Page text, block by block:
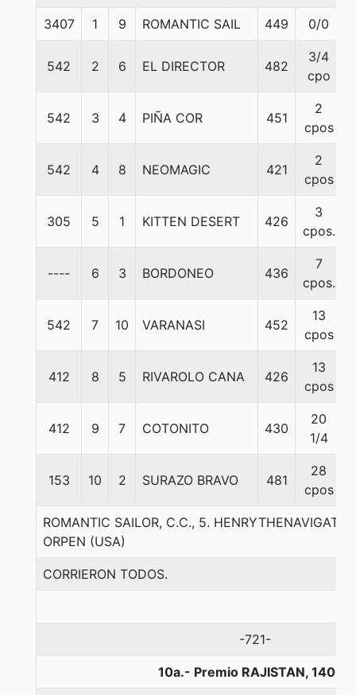
3407 1 9 ROMANTIC SAIL 449 0/0
542 2 6 EL DIRECTOR 482
3/4
cpo
542 3 4 PIÑA COR 451
2
cpos
542 4 8 NEOMAGIC 421
2
cpos
305 5 1 KITTEN DESERT 426
3
cpos.
---- 6 3 BORDONEO 436
7
cpos.
542 7 10 VARANASI 452
13
cpos
412 8 5 RIVAROLO CANA 426
13
cpos
412 9 7 COTONITO 430
20
1/4
153 10 2 SURAZO BRAVO 481
28
cpos
ROMANTIC SAILOR, C.C., 5.
ORPEN (USA)
CORRIERON TODOS.
-721-
10a.- Premio RAJISTAN, 1400